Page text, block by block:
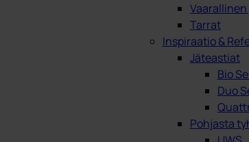
Tarrat
Inspiraatio &
Jäteastiat
Bio
Duo
Pohjasta